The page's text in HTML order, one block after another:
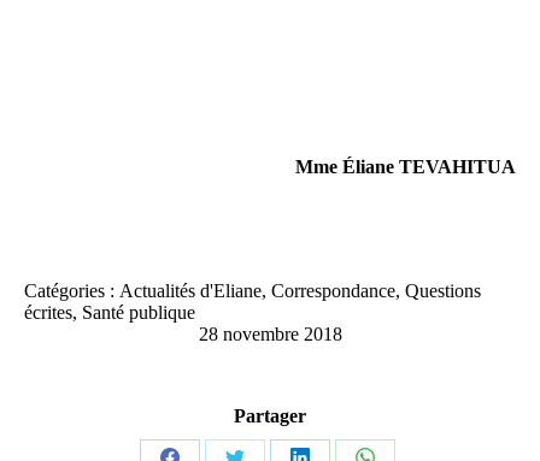
Mme Éliane TEVAHITUA
Catégories : Actualités d'Eliane, Correspondance, Questions
écrites, Santé publique
28 novembre 2018
Partager